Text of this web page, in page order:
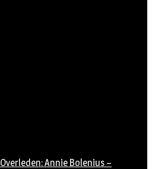
Overleden: Annie Bolenius –